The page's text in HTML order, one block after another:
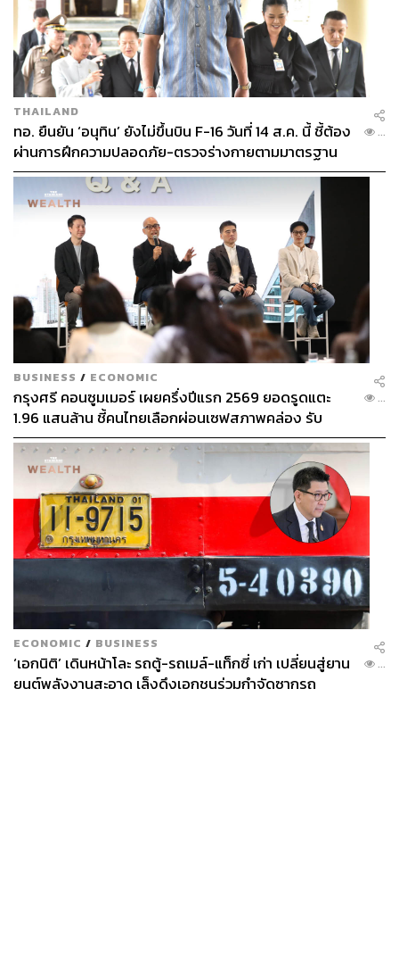
THAILAND
ทอ. ยืนยัน ‘อนุทิน’ ยังไม่ขึ้นบิน F-16 วันที่ 14 ส.ค. นี้ ชี้ต้อง
ผ่านการฝึกความปลอดภัย-ตรวจร่างกายตามมาตรฐาน
ก่อน
...
BUSINESS / ECONOMIC
กรุงศรี คอนซูมเมอร์ เผยครึ่งปีแรก 2569 ยอดรูดแตะ
1.96 แสนล้าน ชี้คนไทยเลือกผ่อนเซฟสภาพคล่อง รับ
เศรษฐกิจผันผวนฉุดผลประกอบการพลาดเป้า
...
ECONOMIC / BUSINESS
‘เอกนิติ’ เดินหน้าโละ รถตู้-รถเมล์-แท็กซี่ เก่า เปลี่ยนสู่ยาน
ยนต์พลังงานสะอาด เล็งดึงเอกชนร่วมกำจัดซากรถ
...